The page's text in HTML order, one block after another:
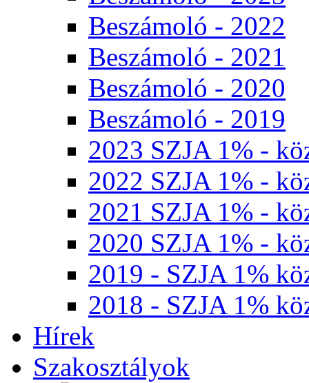
Beszámoló - 2022
Beszámoló - 2021
Beszámoló - 2020
Beszámoló - 2019
2023 SZJA 1% -
2022 SZJA 1% -
2021 SZJA 1% -
2020 SZJA 1% -
2019 - SZJA 1%
2018 - SZJA 1%
Hírek
Szakosztályok